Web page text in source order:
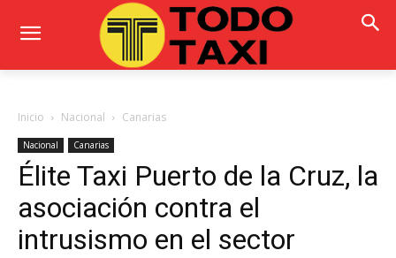
Inicio Nacional Canarias
Nacional Canarias
Élite Taxi Puerto de la Cruz, la
asociación contra el
intrusismo en el sector